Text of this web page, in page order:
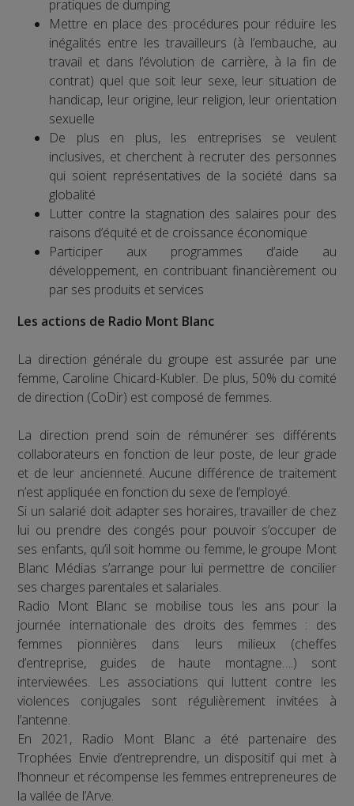
pratiques de dumping
Mettre en place des procédures pour réduire les
inégalités entre les travailleurs (à l’embauche, au
travail et dans l’évolution de carrière, à la fin de
contrat) quel que soit leur sexe, leur situation de
handicap, leur origine, leur religion, leur orientation
sexuelle
De plus en plus, les entreprises se veulent
inclusives, et cherchent à recruter des personnes
qui soient représentatives de la société dans sa
globalité
Lutter contre la stagnation des salaires pour des
raisons d’équité et de croissance économique
Participer aux programmes d’aide au
développement, en contribuant financièrement ou
par ses produits et services
Les actions de Radio Mont Blanc
La direction générale du groupe est assurée par une
femme, Caroline Chicard-Kubler. De plus, 50% du comité
de direction (CoDir) est composé de femmes.
La direction prend soin de rémunérer ses différents
collaborateurs en fonction de leur poste, de leur grade
et de leur ancienneté. Aucune différence de traitement
n’est appliquée en fonction du sexe de l’employé.
Si un salarié doit adapter ses horaires, travailler de chez
lui ou prendre des congés pour pouvoir s’occuper de
ses enfants, qu’il soit homme ou femme, le groupe Mont
Blanc Médias s’arrange pour lui permettre de concilier
ses charges parentales et salariales.
Radio Mont Blanc se mobilise tous les ans pour la
journée internationale des droits des femmes : des
femmes pionnières dans leurs milieux (cheffes
d’entreprise, guides de haute montagne….) sont
interviewées. Les associations qui luttent contre les
violences conjugales sont régulièrement invitées à
l’antenne.
En 2021, Radio Mont Blanc a été partenaire des
Trophées Envie d’entreprendre, un dispositif qui met à
l’honneur et récompense les femmes entrepreneures de
la vallée de l’Arve.